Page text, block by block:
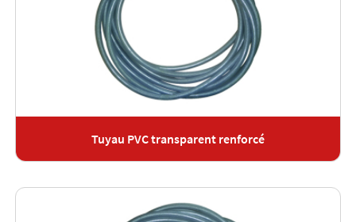
Tuyau PVC transparent renforcé